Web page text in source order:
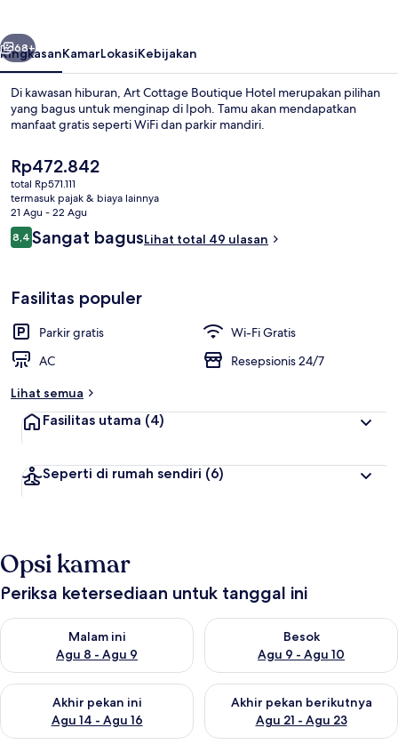
Detail interior
Berikutnya
68+
RingkasanKamarLokasiKebijakan
Di kawasan hiburan, Art Cottage Boutique Hotel merupakan pilihan
yang bagus untuk menginap di Ipoh. Tamu akan mendapatkan
manfaat gratis seperti WiFi dan parkir mandiri.
Harga
saat
ini
Rp472.842
Rp472.842
total Rp571.111
termasuk pajak & biaya lainnya
21 Agu - 22 Agu
Ulasan
8,48,4 dari 10
Sangat bagusLihat total 49 ulasan
Fasilitas populer
Parkir gratis
Wi-Fi Gratis
AC
Resepsionis 24/7
Lihat semua
Fasilitas utama (4)
Seperti di rumah sendiri (6)
Opsi kamar
Periksa ketersediaan untuk tanggal ini
Malam ini
Agu 8 - Agu 9
Periksa ketersediaan untuk malam ini Agu 8 - Agu 9
Besok
Agu 9 - Agu 10
Periksa ketersediaan untuk
Akhir pekan ini
Agu 14 - Agu 16
Periksa ketersediaan untuk akhir pekan ini Agu 14 - Agu 16
Akhir pekan berikutnya
Agu 21 - Agu 23
Periksa ketersediaan untuk